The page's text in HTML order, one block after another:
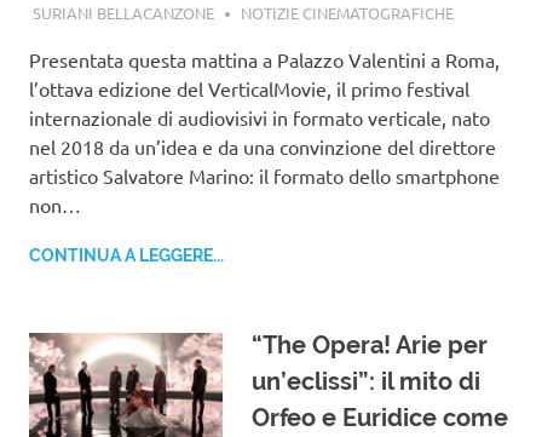
SURIANI BELLACANZONE
NOTIZIE CINEMATOGRAFICHE
Presentata questa mattina a Palazzo Valentini a Roma,
l’ottava edizione del VerticalMovie, il primo festival
internazionale di audiovisivi in formato verticale, nato
nel 2018 da un’idea e da una convinzione del direttore
artistico Salvatore Marino: il formato dello smartphone
non…
CONTINUA A LEGGERE...
“The Opera! Arie per
un’eclissi”: il mito di
Orfeo e Euridice come